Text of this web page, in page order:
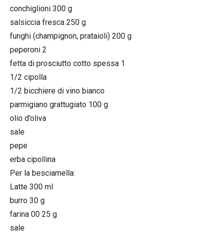
conchiglioni 300 g
salsiccia fresca 250 g
funghi (champignon, prataioli) 200 g
peperoni 2
fetta di prosciutto cotto spessa 1
1/2 cipolla
1/2 bicchiere di vino bianco
parmigiano grattugiato 100 g
olio d’oliva
sale
pepe
erba cipollina
Per la besciamella:
Latte 300 ml
burro 30 g
farina 00 25 g
sale